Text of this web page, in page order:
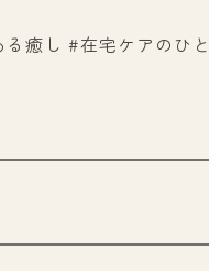
癒し #在宅ケアのひ